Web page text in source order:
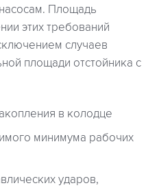
Площадь
этих требований
случаев
площади отстойника с
в колодце
минимума рабочих
ударов,